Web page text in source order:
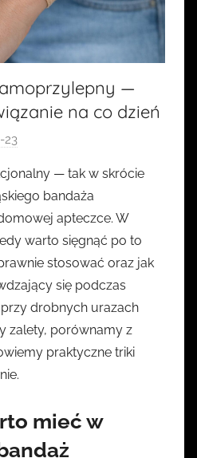
—
na co dzień
23
z
e
z
k
a
s
i
a
— tak w skrócie
bandaża
apteczce. W
warto sięgnąć po to
stosować oraz jak
się podczas
drobnych urazach
zalety, porównamy z
praktyczne triki
mieć w